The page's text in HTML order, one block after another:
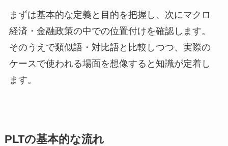
まずは基本的な定義と目的を把握し、次にマクロ
経済・金融政策の中での位置付けを確認します。
そのうえで類似語・対比語と比較しつつ、実際の
ケースで使われる場面を想像すると知識が定着し
ます。
PLTの基本的な流れ